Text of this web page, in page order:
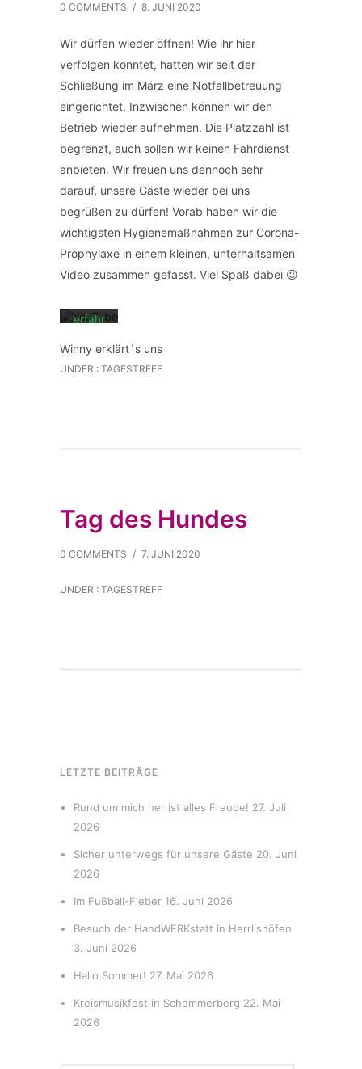
0 COMMENTS / 8. JUNI 2020
Wir dürfen wieder öffnen! Wie ihr hier
verfolgen konntet, hatten wir seit der
Schließung im März eine Notfallbetreuung
eingerichtet. Inzwischen können wir den
Betrieb wieder aufnehmen. Die Platzzahl ist
begrenzt, auch sollen wir keinen Fahrdienst
anbieten. Wir freuen uns dennoch sehr
darauf, unsere Gäste wieder bei uns
begrüßen zu dürfen! Vorab haben wir die
wichtigsten Hygienemaßnahmen zur Corona-
Prophylaxe in einem kleinen, unterhaltsamen
Video zusammen gefasst. Viel Spaß dabei 😉
Mit
dem
Laden
Videos
akzep
Sie die
Daten
schutz
erklär
ung
von
YouTu
erfahr
Vi
de
entsper
ren
Winny erklärt´s uns
UNDER : TAGESTREFF
Tag des Hundes
0 COMMENTS / 7. JUNI 2020
UNDER : TAGESTREFF
LETZTE BEITRÄGE
Rund um mich her ist alles Freude! 27. Juli
2026
Sicher unterwegs für unsere Gäste 20. Juni
2026
Im Fußball-Fieber 16. Juni 2026
Besuch der HandWERKstatt in Herrlishöfen
3. Juni 2026
Hallo Sommer! 27. Mai 2026
Kreismusikfest in Schemmerberg 22. Mai
2026